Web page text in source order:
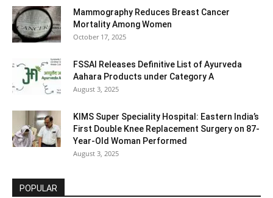
Mammography Reduces Breast Cancer
Mortality Among Women
October 17, 2025
FSSAI Releases Definitive List of Ayurveda
Aahara Products under Category A
August 3, 2025
KIMS Super Speciality Hospital: Eastern India’s
First Double Knee Replacement Surgery on 87-
Year-Old Woman Performed
August 3, 2025
POPULAR